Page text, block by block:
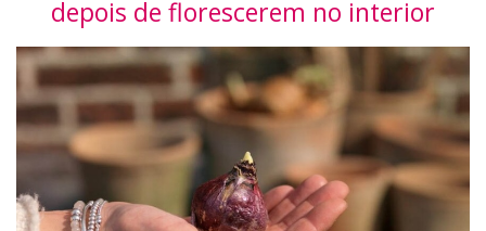
depois de florescerem no interior